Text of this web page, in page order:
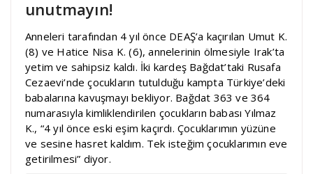
unutmayın!
Anneleri tarafından 4 yıl önce DEAŞ’a kaçırılan Umut K.
(8) ve Hatice Nisa K. (6), annelerinin ölmesiyle Irak’ta
yetim ve sahipsiz kaldı. İki kardeş Bağdat’taki Rusafa
Cezaevi’nde çocukların tutulduğu kampta Türkiye’deki
babalarına kavuşmayı bekliyor. Bağdat 363 ve 364
numarasıyla kimliklendirilen çocukların babası Yılmaz
K., “4 yıl önce eski eşim kaçırdı. Çocuklarımın yüzüne
ve sesine hasret kaldım. Tek isteğim çocuklarımın eve
getirilmesi” diyor.